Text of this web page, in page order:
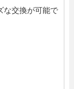
な交換が可能で